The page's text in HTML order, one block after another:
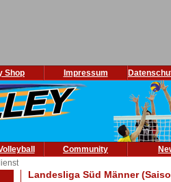
Shop Impressum
Community
Landesliga Süd Männer